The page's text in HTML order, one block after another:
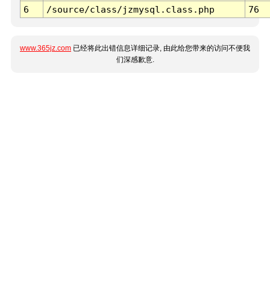
6
/source/class/jzmysql.class.php 76
www.365jz.com 已经将此出错信息详细记录, 由此给您带来的访问不便我
们深感歉意.